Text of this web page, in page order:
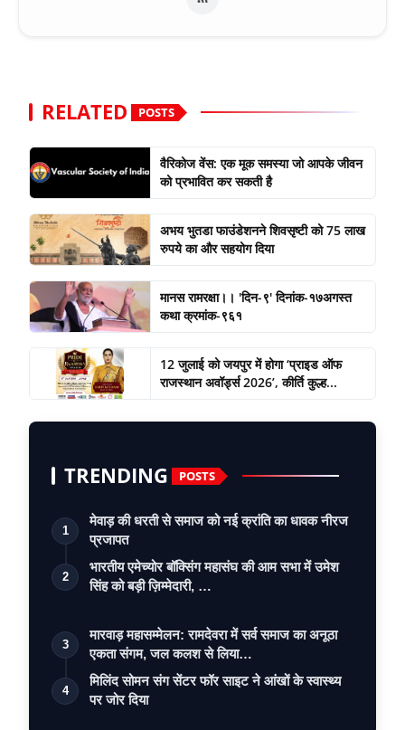
RELATED POSTS
वैरिकोज वेंस: एक मूक समस्या जो आपके जीवन
को प्रभावित कर सकती है
अभय भुतडा फाउंडेशनने शिवसृष्टी को 75 लाख
रुपये का और सहयोग दिया
मानस रामरक्षा।। 'दिन-९' दिनांक-१७अगस्त
कथा क्रमांक-९६१
12 जुलाई को जयपुर में होगा ‘प्राइड ऑफ
राजस्थान अवॉर्ड्स 2026’, कीर्ति कुल्ह...
TRENDING POSTS
1
मेवाड़ की धरती से समाज को नई क्रांति का धावक नीरज
प्रजापत
2
भारतीय एमेच्योर बॉक्सिंग महासंघ की आम सभा में उमेश
सिंह को बड़ी ज़िम्मेदारी, …
3
मारवाड़ महासम्मेलन: रामदेवरा में सर्व समाज का अनूठा
एकता संगम, जल कलश से लिया…
4
मिलिंद सोमन संग सेंटर फॉर साइट ने आंखों के स्वास्थ्य
पर जोर दिया